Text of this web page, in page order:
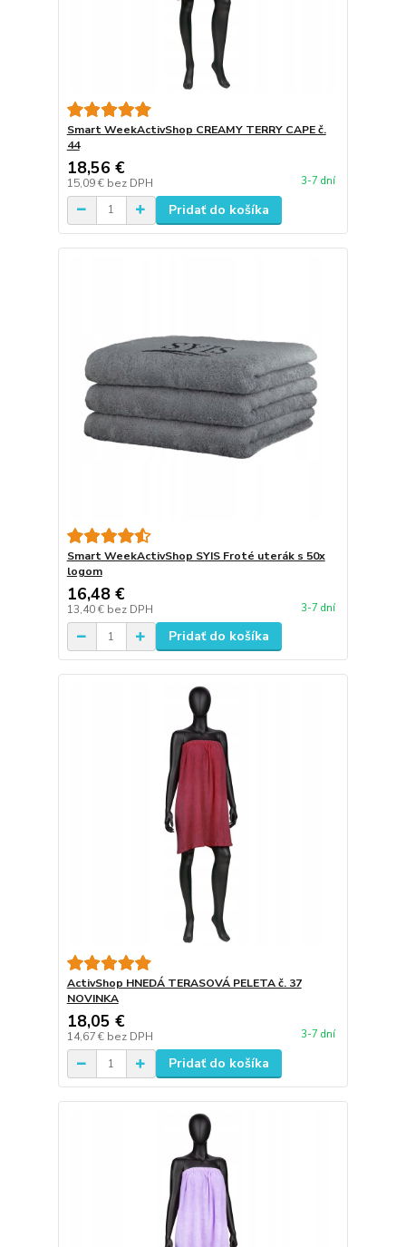
Smart WeekActivShop CREAMY TERRY CAPE č.
44
18,56 €
15,09 € bez DPH 3-7 dní
Pridať do košíka
Smart WeekActivShop SYIS Froté uterák s 50x
logom
16,48 €
13,40 € bez DPH 3-7 dní
Pridať do košíka
ActivShop HNEDÁ TERASOVÁ PELETA č. 37
NOVINKA
18,05 €
14,67 € bez DPH 3-7 dní
Pridať do košíka